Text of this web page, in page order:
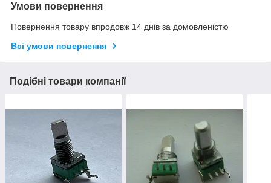
Умови повернення
Повернення товару впродовж 14 днів за домовленістю
Всі умови повернення
Подібні товари компанії